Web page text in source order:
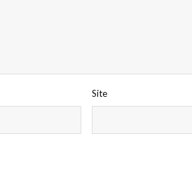
Site